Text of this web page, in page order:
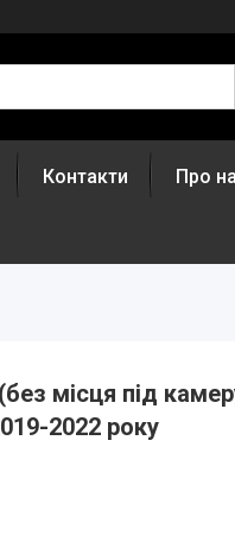
Контакти Про
місця під
2022 року